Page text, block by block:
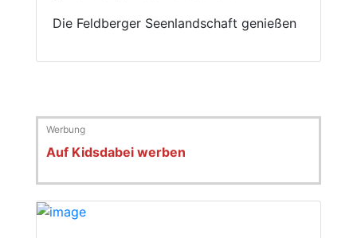
Die Feldberger Seenlandschaft genießen
Auf Kidsdabei werben